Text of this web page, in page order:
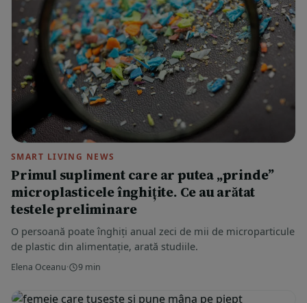
SMART LIVING NEWS
Primul supliment care ar putea „prinde”
microplasticele înghițite. Ce au arătat
testele preliminare
O persoană poate înghiți anual zeci de mii de microparticule
de plastic din alimentație, arată studiile.
Elena Oceanu· 9 min